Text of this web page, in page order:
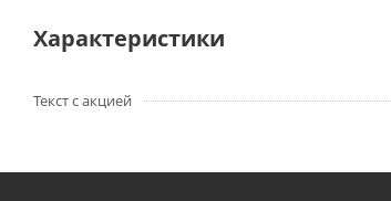
Характеристики
Текст с акцией